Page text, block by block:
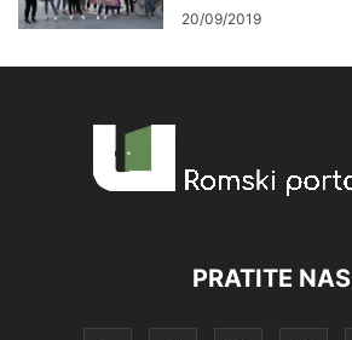
20/09/2019
PRATITE NAS